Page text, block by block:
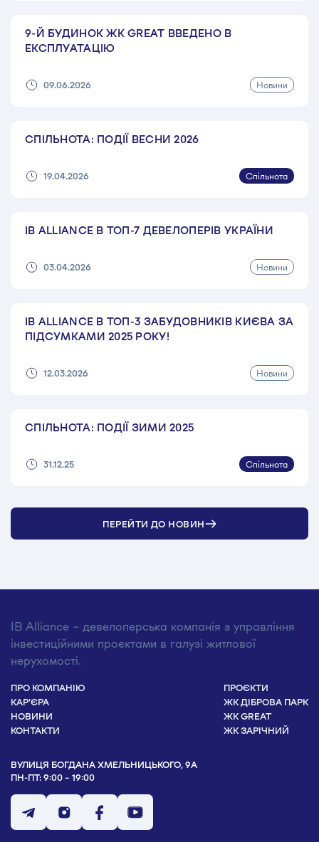
9-Й БУДИНОК ЖК GREAT ВВЕДЕНО В
ЕКСПЛУАТАЦІЮ
09.06.2026 Новини
СПІЛЬНОТА: ПОДІЇ ВЕСНИ 2026
19.04.2026 Спільнота
IB ALLIANCE В ТОП-7 ДЕВЕЛОПЕРІВ УКРАЇНИ
03.04.2026 Новини
IB ALLIANCE В ТОП-3 ЗАБУДОВНИКІВ КИЄВА ЗА
ПІДСУМКАМИ 2025 РОКУ!
12.03.2026 Новини
СПІЛЬНОТА: ПОДІЇ ЗИМИ 2025
31.12.25 Спільнота
ПЕРЕЙТИ ДО НОВИН
IB Alliance – девелоперська компанія з управління
інвестиційними проєктами в галузі житлової
нерухомості.
ПРО КОМПАНІЮ
КАР’ЄРА
НОВИНИ
КОНТАКТИ
ПРОЄКТИ
ЖК ДІБРОВА ПАРК
ЖК GREAT
ЖК ЗАРІЧНИЙ
ВУЛИЦЯ БОГДАНА ХМЕЛЬНИЦЬКОГО, 9А
ПН-ПТ: 9:00 - 19:00